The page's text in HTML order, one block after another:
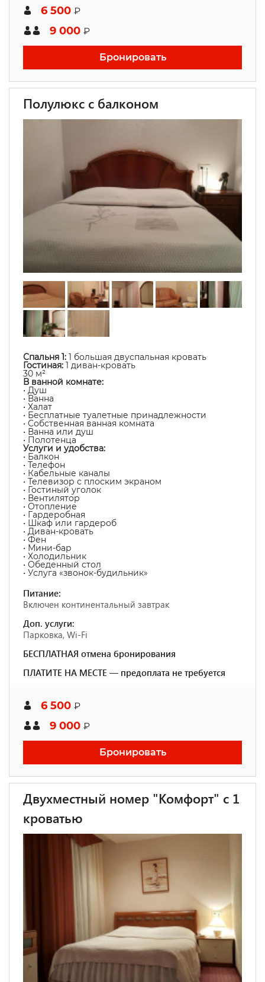
6 500 ₽
9 000 ₽
Бронировать
Полулюкс с балконом
Спальня 1: 1 большая двуспальная кровать
Гостиная: 1 диван-кровать
30 м²
В ванной комнате:
• Душ
• Ванна
• Халат
• Бесплатные туалетные принадлежности
• Собственная ванная комната
• Ванна или душ
• Полотенца
Услуги и удобства:
• Балкон
• Телефон
• Кабельные каналы
• Телевизор с плоским экраном
• Гостиный уголок
• Вентилятор
• Отопление
• Гардеробная
• Шкаф или гардероб
• Диван-кровать
• Фен
• Мини-бар
• Холодильник
• Обеденный стол
• Услуга «звонок-будильник»
Питание:
Включен континентальный завтрак
Доп. услуги:
Парковка, Wi-Fi
БЕСПЛАТНАЯ отмена бронирования
ПЛАТИТЕ НА МЕСТЕ — предоплата не требуется
6 500 ₽
9 000 ₽
Бронировать
Двухместный номер "Комфорт" с 1
кроватью